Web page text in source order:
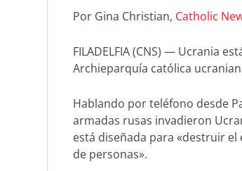
Por Gina Christian, Catholic
FILADELFIA (CNS) — Ucrania
Archieparquía católica
Hablando por teléfono desde
armadas rusas invadieron
está diseñada para «destruir
de personas».